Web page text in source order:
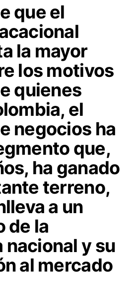
que el
la mayor
los motivos
quienes
el
negocios ha
que,
ha ganado
terreno,
a un
de la
nacional y su
al mercado